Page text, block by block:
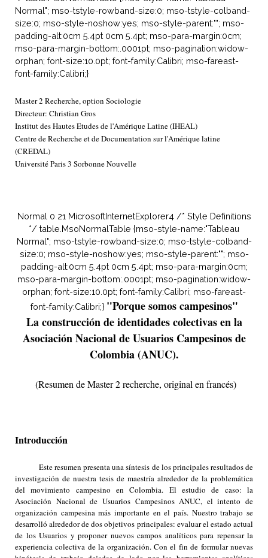
Normal"; mso-tstyle-rowband-size:0; mso-tstyle-colband-
size:0; mso-style-noshow:yes; mso-style-parent:""; mso-
padding-alt:0cm 5.4pt 0cm 5.4pt; mso-para-margin:0cm;
mso-para-margin-bottom:.0001pt; mso-pagination:widow-
orphan; font-size:10.0pt; font-family:Calibri; mso-fareast-
font-family:Calibri;}
Master 2 Recherche, option Sociologie
Directeur: Christian Gros
Institut des Hautes Etudes de l'Amérique Latine (IHEAL)
Centre de Recherche et de Documentation sur l'Amérique latine
(CREDAL)
Université Paris 3 Sorbonne Nouvelle
Normal 0 21 MicrosoftInternetExplorer4 /* Style Definitions
*/ table.MsoNormalTable {mso-style-name:"Tableau
Normal"; mso-tstyle-rowband-size:0; mso-tstyle-colband-
size:0; mso-style-noshow:yes; mso-style-parent:""; mso-
padding-alt:0cm 5.4pt 0cm 5.4pt; mso-para-margin:0cm;
mso-para-margin-bottom:.0001pt; mso-pagination:widow-
orphan; font-size:10.0pt; font-family:Calibri; mso-fareast-
font-family:Calibri;} "Porque somos campesinos"
La construcción de identidades colectivas en la
Asociación Nacional de Usuarios Campesinos de
Colombia (ANUC).
(Resumen de Master 2 recherche, original en francés)
Introducción
Este resumen presenta una síntesis de los principales resultados de
investigación de nuestra tesis de maestría alrededor de la problemática
del movimiento campesino en Colombia. El estudio de caso: la
Asociación Nacional de Usuarios Campesinos ANUC, el intento de
organización campesina más importante en el país. Nuestro trabajo se
desarrolló alrededor de dos objetivos principales: evaluar el estado actual
de los Usuarios y proponer nuevos campos analíticos para repensar la
experiencia colectiva de la organización. Con el fin de formular nuevas